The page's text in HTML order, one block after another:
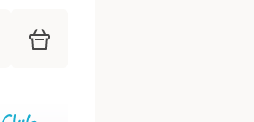
HiPP Mein Babyclub
Warenkorb